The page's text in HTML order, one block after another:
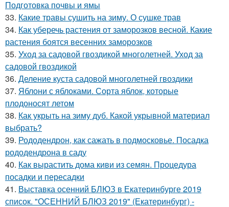
Подготовка почвы и ямы
33. Какие травы сушить на зиму. О сушке трав
34. Как уберечь растения от заморозков весной. Какие
растения боятся весенних заморозков
35. Уход за садовой гвоздикой многолетней. Уход за
садовой гвоздикой
36. Деление куста садовой многолетней гвоздики
37. Яблони с яблоками. Сорта яблок, которые
плодоносят летом
38. Как укрыть на зиму дуб. Какой укрывной материал
выбрать?
39. Рододендрон, как сажать в подмосковье. Посадка
рододендрона в саду
40. Как вырастить дома киви из семян. Процедура
посадки и пересадки
41. Выставка осенний БЛЮЗ в Екатеринбурге 2019
список. "ОСЕННИЙ БЛЮЗ 2019" (Екатеринбург) -